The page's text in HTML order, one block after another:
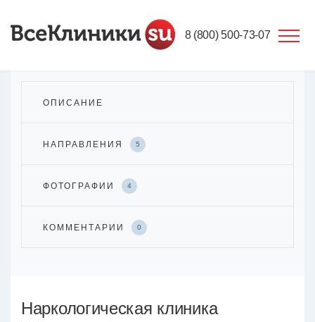
8 (800) 500-73-07
ОПИСАНИЕ
НАПРАВЛЕНИЯ 5
ФОТОГРАФИИ 4
КОММЕНТАРИИ 0
Наркологическая клиника